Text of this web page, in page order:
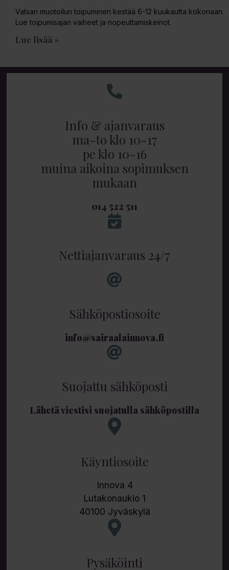
Vatsan muotoilun toipuminen kestää 6-12 kuukautta kokonaan.
Lue toipumisajan vaiheet ja nopeuttamiskeinot.
Lue lisää »
Info & ajanvaraus
ma-to klo 10-17
pe klo 10-16
muina aikoina sopimuksen
mukaan
014 522 511
Nettiajanvaraus 24/7
Sähköpostiosoite
info@sairaalainnova.fi
Suojattu sähköposti
Lähetä viestisi suojatulla sähköpostilla
Käyntiosoite
Innova 4
Lutakonaukio 1
40100 Jyväskylä
Pysäköinti